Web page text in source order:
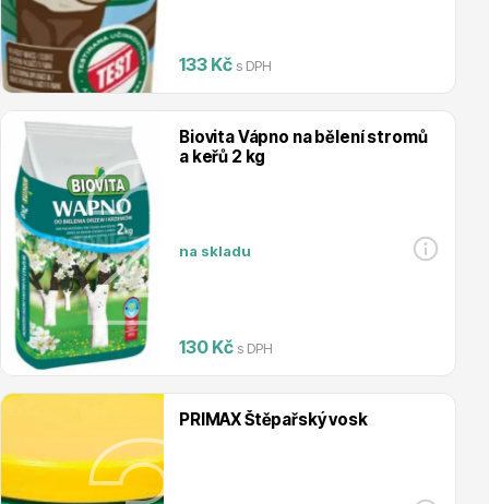
Vánoční stromky v květináčích a řezané
Magnólie
133 Kč s DPH
Biovita Vápno na bělení stromů
a keřů 2 kg
na skladu
130 Kč s DPH
PRIMAX Štěpařský vosk